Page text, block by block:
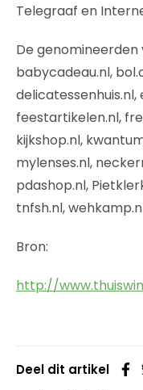
Telegraaf en
De genomineerden
babycadeau.nl,
delicatessenhuis.nl,
feestartikelen.nl,
kijkshop.nl,
mylenses.nl,
pdashop.nl,
tnfsh.nl,
Bron:
http://
Deel dit artikel